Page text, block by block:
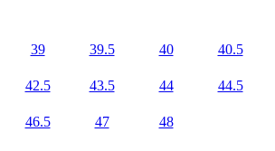
39 39.5 40 40.5
42.5 43.5 44 44.5
46.5 47 48